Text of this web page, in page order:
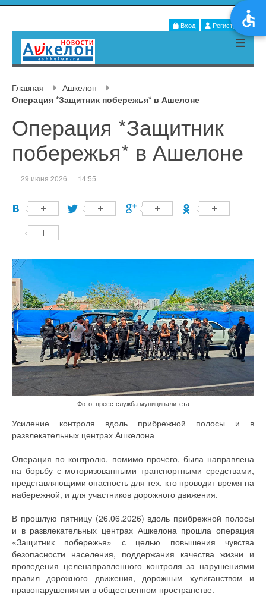
Вход Регистрация
Главная
Ашкелон
Операция *Защитник побережья* в Ашелоне
Операция *Защитник
побережья* в Ашелоне
29 июня 2026 14:55
Фото: пресс-служба муниципалитета
Усиление контроля вдоль прибрежной полосы и в
развлекательных центрах Ашкелона
Операция по контролю, помимо прочего, была направлена
на борьбу с моторизованными транспортными средствами,
представляющими опасность для тех, кто проводит время на
набережной, и для участников дорожного движения.
В прошлую пятницу (26.06.2026) вдоль прибрежной полосы
и в развлекательных центрах Ашкелона прошла операция
«Защитник побережья» с целью повышения чувства
безопасности населения, поддержания качества жизни и
проведения целенаправленного контроля за нарушениями
правил дорожного движения, дорожным хулиганством и
правонарушениями в общественном пространстве.